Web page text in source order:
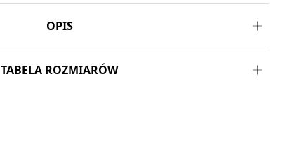
OPIS
TABELA ROZMIARÓW